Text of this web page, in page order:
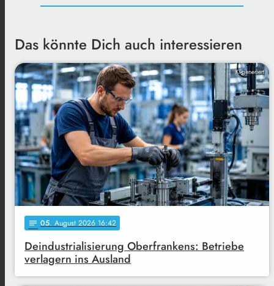
Das könnte Dich auch interessieren
KI-generiert
notes 05. August 2026 16:42
Deindustrialisierung Oberfrankens: Betriebe
verlagern ins Ausland